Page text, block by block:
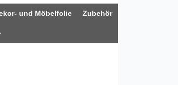
und Möbelfolie Zubehör